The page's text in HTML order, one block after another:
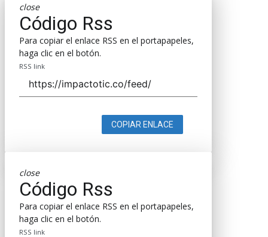
close
Código Rss
Para copiar el enlace RSS en el portapapeles,
haga clic en el botón.
RSS link
COPIAR ENLACE
close
Código Rss
Para copiar el enlace RSS en el portapapeles,
haga clic en el botón.
RSS link